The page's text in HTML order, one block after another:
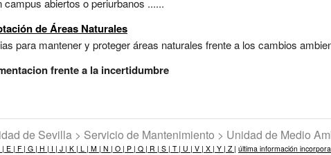
campus abiertos o periurbanos ......
de Áreas Naturales
para mantener y proteger áreas naturales frente a los cambios
frente a la incertidumbre
de Sevilla > Servicio de Mantenimiento > Unidad de Medio
| E | F | G | H | I | J | K | L | M | N | O | P | Q | R | S | T | U | V | X | Y | Z | última información